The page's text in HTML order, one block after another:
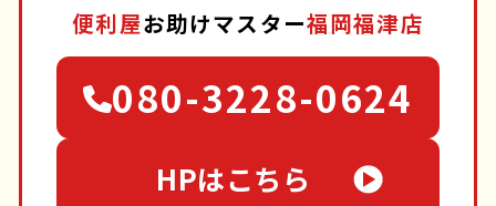
便利屋お助けマスター福岡福津店
080-3228-0624
HPはこちら